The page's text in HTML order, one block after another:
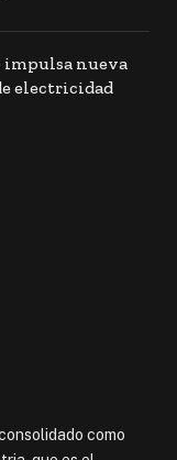
nueva
electricidad
como